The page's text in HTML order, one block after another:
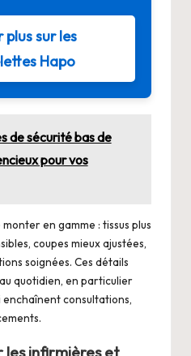
plus sur les
Hapo
de sécurité bas de
pour vos
monter en gamme : tissus plus
coupes mieux ajustées,
soignées. Ces détails
quotidien, en particulier
consultations,
infirmières et